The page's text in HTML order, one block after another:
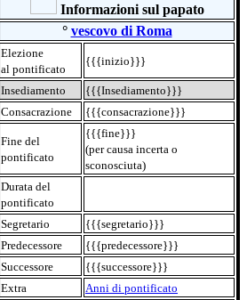
Informazioni sul papato
° vescovo di Roma
Elezione
al pontificato
{{{inizio}}}
Insediamento
{{{Insediamento}}}
Consacrazione
{{{consacrazione}}}
Fine del
pontificato
{{{fine}}}
(per causa incerta o
sconosciuta)
Durata del
pontificato
Segretario
{{{segretario}}}
Predecessore
{{{predecessore}}}
Successore
{{{successore}}}
Extra
Anni di pontificato